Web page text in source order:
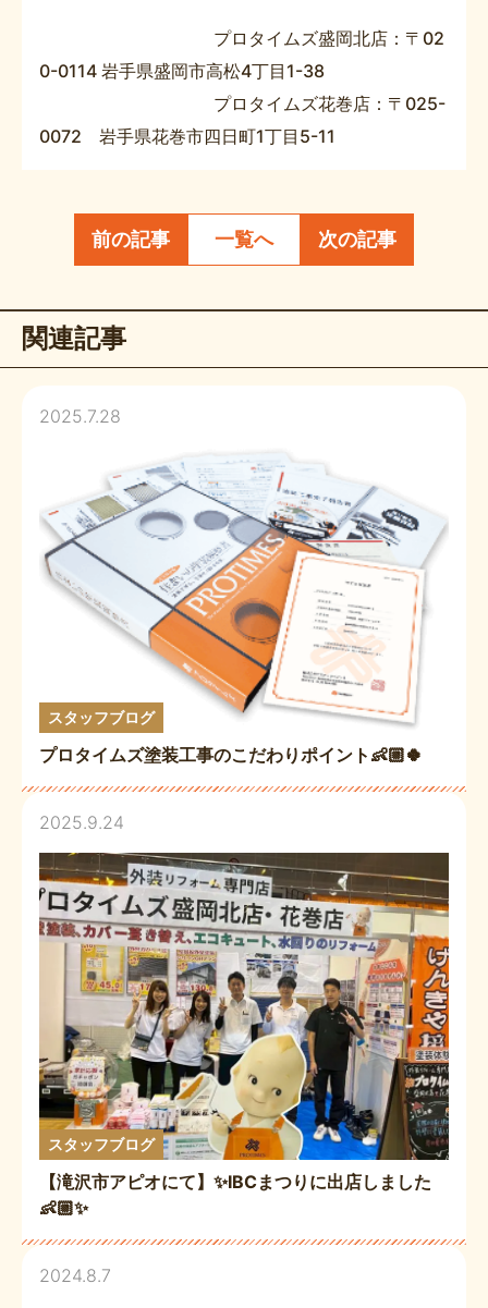
プロタイムズ盛岡北店：〒02
0-0114 岩手県盛岡市高松4丁目1-38​
プロタイムズ花巻店：〒025-
0072 岩手県花巻市四日町1丁目5-11
前の記事 一覧へ 次の記事
関連記事
2025.7.28
スタッフブログ
プロタイムズ塗装工事のこだわりポイント👶🏼🍀
2025.9.24
スタッフブログ
【滝沢市アピオにて】✨IBCまつりに出店しました
👶🏼✨
2024.8.7